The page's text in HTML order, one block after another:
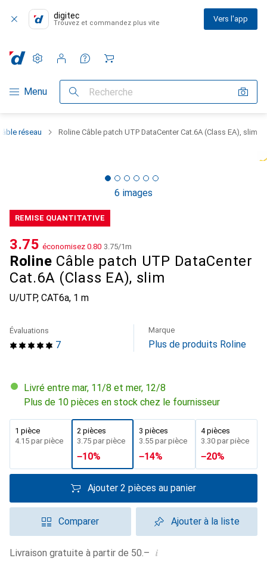
digitec
Trouvez et commandez plus vite Vers l'app
Navigation par catégorie
Menu Recherche
Paramètres
Compte client
Listes de comparaison
Listes d'envies
Panier
réseau Roline Câble patch UTP DataCenter Cat.6A (Class EA), slim
6 images
REMISE QUANTITATIVE
Roline Câble patch UTP DataCenter
Cat.6A (Class EA), slim
U/UTP, CAT6a, 1 m
CHF
3.75 économisez CHF
0.80 CHF
3.75/1m
7
Évaluations Marque
Plus de produits Roline
Livré entre mar, 11/8 et mer, 12/8
Plus de 10 pièces en stock chez le fournisseur
1 pièce
CHF
4.15 par pièce
2 pièces
CHF
3.75 par pièce
−10%
3 pièces
CHF
3.55 par pièce
−14%
4 pièces
CHF
3.30 par pièce
−20%
Ajouter 2 pièces au panier
Comparer Ajouter à la liste
Livraison gratuite à partir de 50.– i